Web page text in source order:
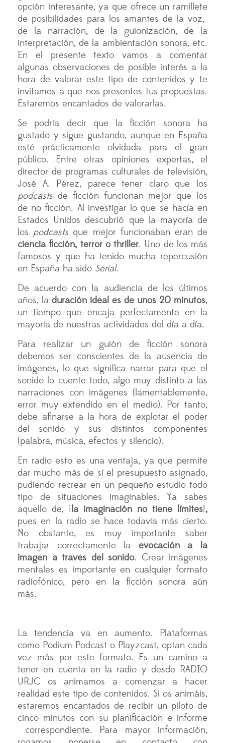
opción interesante, ya que ofrece un ramillete
de posibilidades para los amantes de la voz,
de la narración, de la guionización, de la
interpretación, de la ambientación sonora, etc.
En el presente texto vamos a comentar
algunas observaciones de posible interés a la
hora de valorar este tipo de contenidos y te
invitamos a que nos presentes tus propuestas.
Estaremos encantados de valorarlas.
Se podría decir que la ficción sonora ha
gustado y sigue gustando, aunque en España
esté prácticamente olvidada para el gran
público. Entre otras opiniones expertas, el
director de programas culturales de televisión,
José A. Pérez, parece tener claro que los
podcasts de ficción funcionan mejor que los
de no ficción. Al investigar lo que se hacía en
Estados Unidos descubrió que la mayoría de
los podcasts que mejor funcionaban eran de
ciencia ficción, terror o thriller. Uno de los más
famosos y que ha tenido mucha repercusión
en España ha sido Serial.
De acuerdo con la audiencia de los últimos
años, la duración ideal es de unos 20 minutos,
un tiempo que encaja perfectamente en la
mayoría de nuestras actividades del día a día.
Para realizar un guión de ficción sonora
debemos ser conscientes de la ausencia de
imágenes, lo que significa narrar para que el
sonido lo cuente todo, algo muy distinto a las
narraciones con imágenes (lamentablemente,
error muy extendido en el medio). Por tanto,
debe afinarse a la hora de explotar el poder
del sonido y sus distintos componentes
(palabra, música, efectos y silencio).
En radio esto es una ventaja, ya que permite
dar mucho más de sí el presupuesto asignado,
pudiendo recrear en un pequeño estudio todo
tipo de situaciones imaginables. Ya sabes
aquello de, ¡la imaginación no tiene límites!,
pues en la radio se hace todavía más cierto.
No obstante, es muy importante saber
trabajar correctamente la evocación a la
imagen a través del sonido. Crear imágenes
mentales es importante en cualquier formato
radiofónico, pero en la ficción sonora aún
más.
La tendencia va en aumento. Plataformas
como Podium Podcast o Playzcast, optan cada
vez más por este formato. Es un camino a
tener en cuenta en la radio y desde RADIO
URJC os animamos a comenzar a hacer
realidad este tipo de contenidos. Si os animáis,
estaremos encantados de recibir un piloto de
cinco minutos con su planificación e informe
correspondiente. Para mayor información,